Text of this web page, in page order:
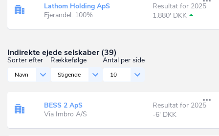
Lathom Holding ApS
Ejerandel: 100%
Resultat for 2025
1.880' DKK
Indirekte ejede selskaber (39)
Sorter efter
Navn
Rækkefølge
Stigende
Antal per side
10
BESS 2 ApS
Via Imbro A/S
Resultat for 2025
-6' DKK